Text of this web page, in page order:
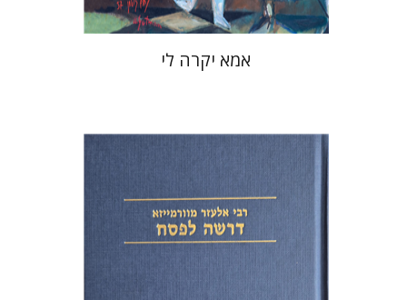
אמא יקרה לי
אלעזר מוורמייזא